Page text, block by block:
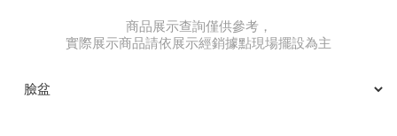
商品展示查詢僅供參考，
實際展示商品請依展示經銷據點現場擺設為主